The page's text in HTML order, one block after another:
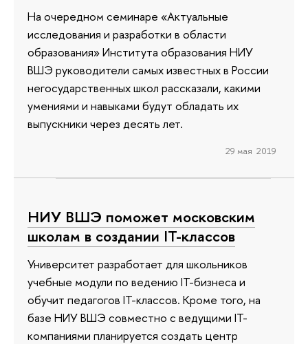
На очередном семинаре «Актуальные
исследования и разработки в области
образования» Института образования НИУ
ВШЭ руководители самых известных в России
негосударственных школ рассказали, какими
умениями и навыками будут обладать их
выпускники через десять лет.
29 мая 2019
НИУ ВШЭ поможет московским
школам в создании IT-классов
Университет разработает для школьников
учебные модули по ведению IT-бизнеса и
обучит педагогов IT-классов. Кроме того, на
базе НИУ ВШЭ совместно с ведущими IT-
компаниями планируется создать центр